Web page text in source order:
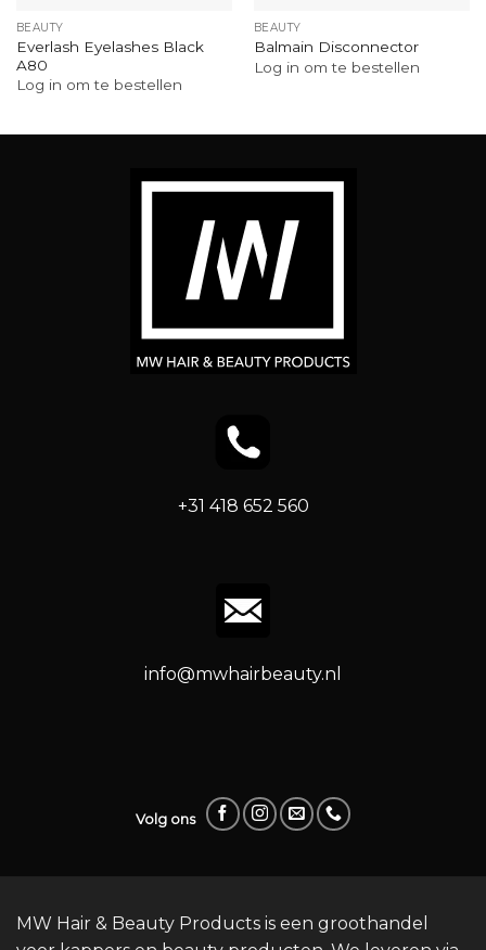
BEAUTY
Everlash Eyelashes Black
A80
Log in om te bestellen
BEAUTY
Balmain Disconnector
Log in om te bestellen
+31 418 652 560
info@mwhairbeauty.nl
Volg ons
MW Hair & Beauty Products is een groothandel